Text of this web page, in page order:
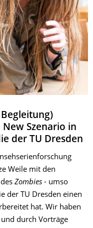
Szenario in
der TU Dresden
Weile mit den
Zombies - umso
der TU Dresden einen
hat. Wir haben
durch Vorträge